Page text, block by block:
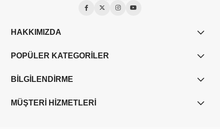
HAKKIMIZDA
POPÜLER KATEGORİLER
BİLGİLENDİRME
MÜŞTERİ HİZMETLERİ